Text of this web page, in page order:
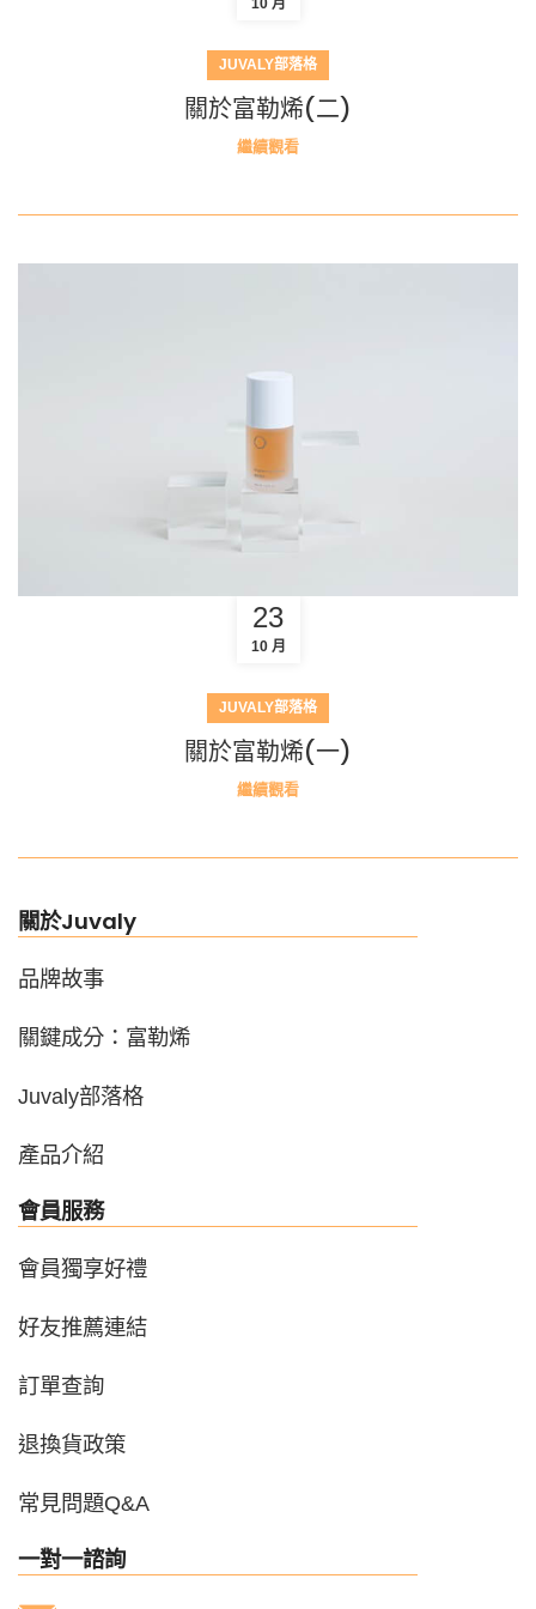
10 月
JUVALY部落格
關於富勒烯(二)
繼續觀看
23
10 月
JUVALY部落格
關於富勒烯(一)
繼續觀看
關於Juvaly
品牌故事
關鍵成分：富勒烯
Juvaly部落格
產品介紹
會員服務
會員獨享好禮
好友推薦連結
訂單查詢
退換貨政策
常見問題Q&A
一對一諮詢